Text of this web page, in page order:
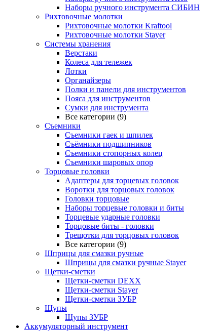
Наборы ручного инструмента СИБИН
Рихтовочные молотки
Рихтовочные молотки Kraftool
Рихтовочные молотки Stayer
Системы хранения
Верстаки
Колеса для тележек
Лотки
Органайзеры
Полки и панели для инструментов
Пояса для инструментов
Сумки для инструмента
Все категории (9)
Съемники
Съемники гаек и шпилек
Съёмники подшипников
Съемники стопорных колец
Съемники шаровых опор
Торцовые головки
Адаптеры для торцевых головок
Воротки для торцовых головок
Головки торцовые
Наборы торцевые головки и биты
Торцевые ударные головки
Торцовые биты - головки
Трещотки для торцовых головок
Все категории (9)
Шприцы для смазки ручные
Шприцы для смазки ручные Stayer
Щетки-сметки
Щетки-сметки DEXX
Щетки-сметки Stayer
Щетки-сметки ЗУБР
Щупы
Щупы ЗУБР
Аккумуляторный инструмент